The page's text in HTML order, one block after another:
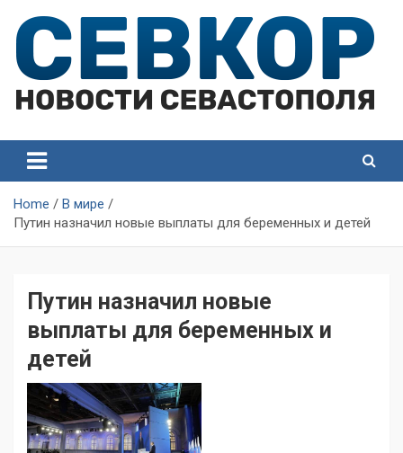
content
Севастополя
Севастополя
Home
В мире
Путин назначил новые выплаты для беременных и детей
Путин назначил новые
выплаты для беременных и
детей